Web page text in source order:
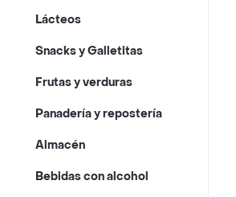
Lácteos
Snacks y Galletitas
Frutas y verduras
Panadería y repostería
Almacén
Bebidas con alcohol